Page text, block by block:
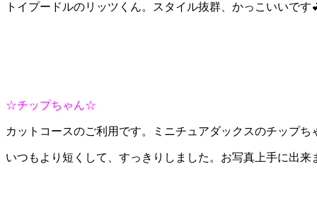
トイプードルのリッツくん。スタイル抜群、かっこいいです
☆チップちゃん☆
カットコースのご利用です。ミニチュアダックスのチップち
いつもより短くして、すっきりしました。お写真上手に出来